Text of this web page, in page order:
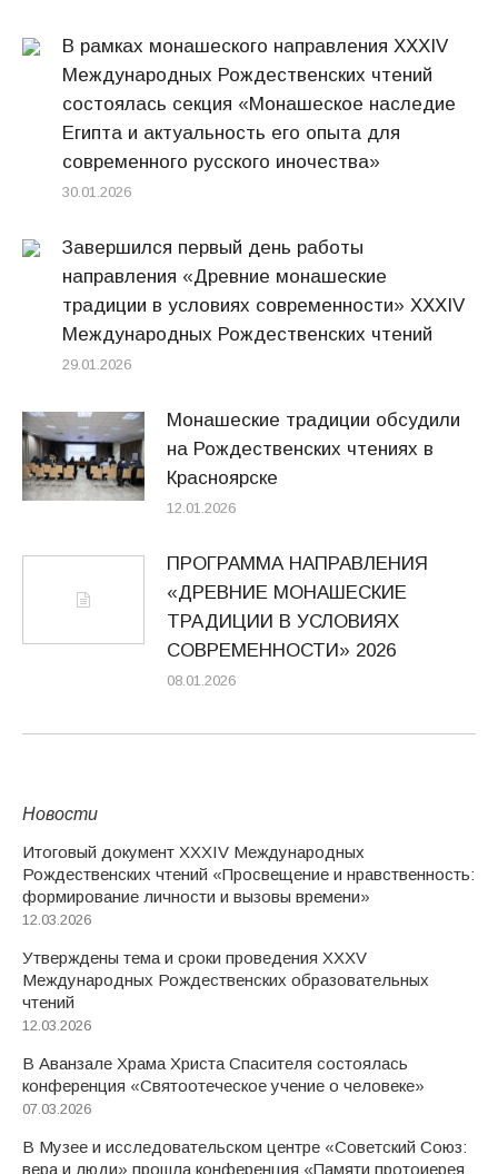
В рамках монашеского направления XXXIV
Международных Рождественских чтений
состоялась секция «Монашеское наследие
Египта и актуальность его опыта для
современного русского иночества»
30.01.2026
Завершился первый день работы
направления «Древние монашеские
традиции в условиях современности» XXXIV
Международных Рождественских чтений
29.01.2026
Монашеские традиции обсудили
на Рождественских чтениях в
Красноярске
12.01.2026
ПРОГРАММА НАПРАВЛЕНИЯ
«ДРЕВНИЕ МОНАШЕСКИЕ
ТРАДИЦИИ В УСЛОВИЯХ
СОВРЕМЕННОСТИ» 2026
08.01.2026
Новости
Итоговый документ XXХIV Международных
Рождественских чтений «Просвещение и нравственность:
формирование личности и вызовы времени»
12.03.2026
Утверждены тема и сроки проведения XXXV
Международных Рождественских образовательных
чтений
12.03.2026
В Аванзале Храма Христа Спасителя состоялась
конференция «Святоотеческое учение о человеке»
07.03.2026
В Музее и исследовательском центре «Советский Союз:
вера и люди» прошла конференция «Памяти протоиерея